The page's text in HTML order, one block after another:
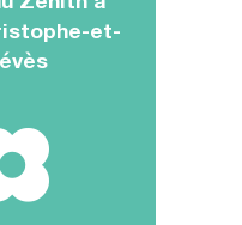
et-